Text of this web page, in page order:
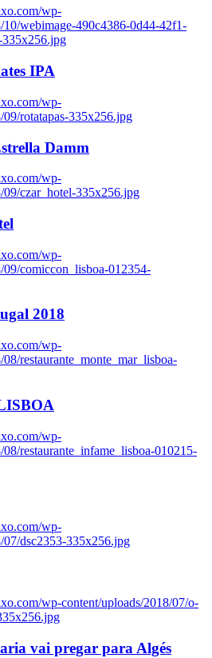
wp-
10/webimage-490c4386-0d44-42f1-
335x256.jpg
IPA
wp-
rotatapas-335x256.jpg
Damm
wp-
09/czar_hotel-335x256.jpg
wp-
09/comiccon_lisboa-012354-
2018
wp-
restaurante_monte_mar_lisboa-
wp-
restaurante_infame_lisboa-010215-
wp-
07/dsc2353-335x256.jpg
wp-content/uploads/2018/07/o-
vai pregar para Algés